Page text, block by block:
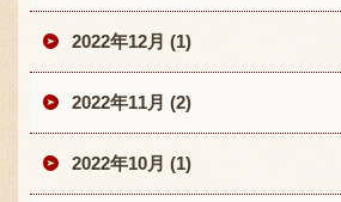
2022年12月 (1)
2022年11月 (2)
2022年10月 (1)